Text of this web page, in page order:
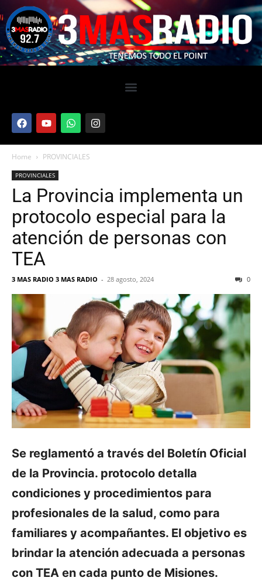
Home PROVINCIALES
PROVINCIALES
La Provincia implementa un
protocolo especial para la
atención de personas con
TEA
3 MAS RADIO 3 MAS RADIO - 28 agosto, 2024 0
Se reglamentó a través del Boletín Oficial
de la Provincia. protocolo detalla
condiciones y procedimientos para
profesionales de la salud, como para
familiares y acompañantes. El objetivo es
brindar la atención adecuada a personas
con TEA en cada punto de Misiones.